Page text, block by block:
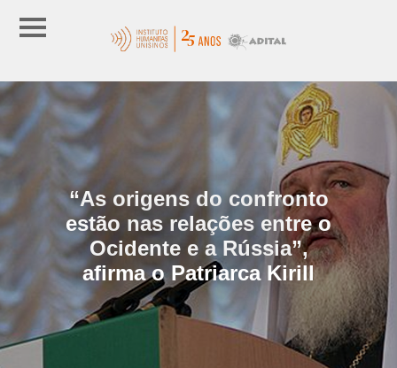
“As origens do confronto
estão nas relações entre o
Ocidente e a Rússia”,
afirma o Patriarca Kirill